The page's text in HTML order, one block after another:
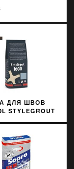
ДЛЯ ШВОВ
STYLEGROUT